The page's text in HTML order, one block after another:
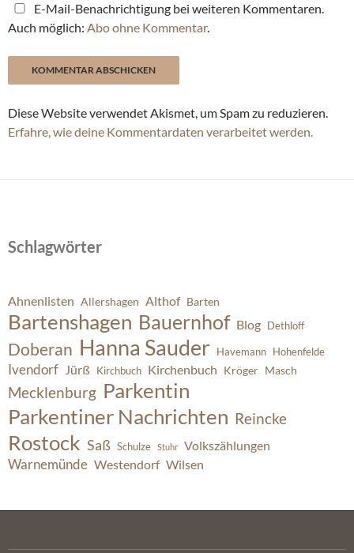
E-Mail-Benachrichtigung bei weiteren Kommentaren.
Auch möglich: Abo ohne Kommentar.
Diese Website verwendet Akismet, um Spam zu reduzieren.
Erfahre, wie deine Kommentardaten verarbeitet werden.
Schlagwörter
Ahnenlisten Allershagen Althof Barten
Bartenshagen Bauernhof Blog Dethloff
Doberan Hanna Sauder Havemann Hohenfelde
Ivendorf Jürß Kirchbuch Kirchenbuch Kröger Masch
Mecklenburg Parkentin
Parkentiner Nachrichten Reincke
Rostock Saß Schulze Stuhr Volkszählungen
Warnemünde Westendorf Wilsen